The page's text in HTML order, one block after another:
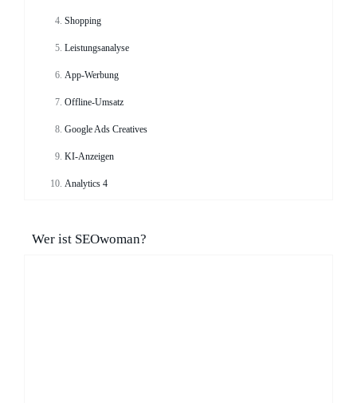
Shopping
Leistungsanalyse
App-Werbung
Offline-Umsatz
Google Ads Creatives
KI-Anzeigen
Analytics 4
Wer ist SEOwoman?